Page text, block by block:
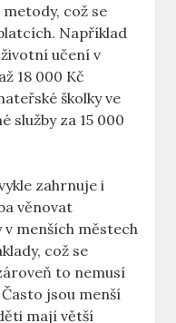
což se
Například
učení v
18 000 Kč
školky ve
služby za 15 000
zahrnuje i
věnovat
menších městech
což se
to nemusí
jsou menší
mají větší